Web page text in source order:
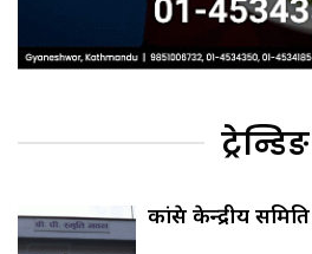
ट्रेन्डिङ
कांग्रेस केन्द्रीय